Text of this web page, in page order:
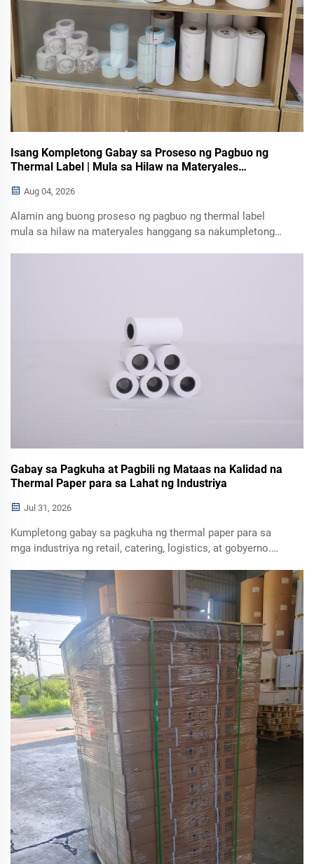
Isang Kompletong Gabay sa Proseso ng Pagbuo ng
Thermal Label | Mula sa Hilaw na Materyales
Aug 04, 2026
Alamin ang buong proseso ng pagbuo ng thermal label
mula sa hilaw na materyales hanggang sa nakumpletong
Gabay sa Pagkuha at Pagbili ng Mataas na Kalidad na
Thermal Paper para sa Lahat ng Industriya
Jul 31, 2026
Kumpletong gabay sa pagkuha ng thermal paper para sa
mga industriya ng retail, catering, logistics, at gobyerno.
makakuha ng wholesale na presyo mula sa pabrika nang
diretso, at hanapin ang mga mapagkakatiwalaang tagagawa
ng thermal paper.